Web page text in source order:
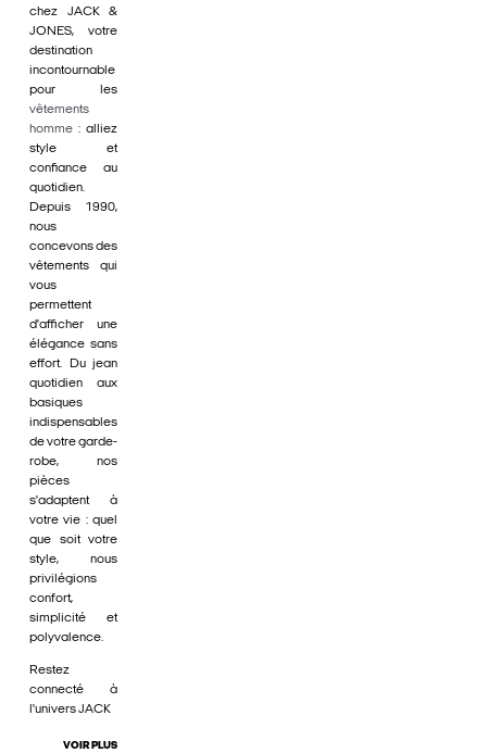
chez JACK &
JONES, votre
destination
incontournable
pour les
vêtements
homme : alliez
style et
confiance au
quotidien.
Depuis 1990,
nous
concevons des
vêtements qui
vous
permettent
d'afficher une
élégance sans
effort. Du jean
quotidien aux
basiques
indispensables
de votre garde-
robe, nos
pièces
s'adaptent à
votre vie : quel
que soit votre
style, nous
privilégions
confort,
simplicité et
polyvalence.
Restez
connecté à
l'univers JACK
VOIR PLUS